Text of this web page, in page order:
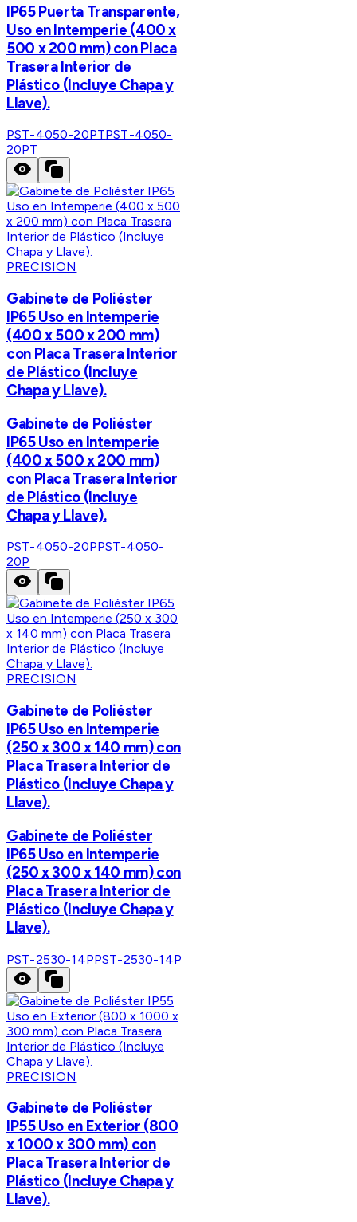
IP65 Puerta Transparente,
Uso en Intemperie (400 x
500 x 200 mm) con Placa
Trasera Interior de
Plástico (Incluye Chapa y
Llave).
PST-4050-20PTPST-4050-
20PT
PRECISION
Gabinete de Poliéster
IP65 Uso en Intemperie
(400 x 500 x 200 mm)
con Placa Trasera Interior
de Plástico (Incluye
Chapa y Llave).
Gabinete de Poliéster
IP65 Uso en Intemperie
(400 x 500 x 200 mm)
con Placa Trasera Interior
de Plástico (Incluye
Chapa y Llave).
PST-4050-20PPST-4050-
20P
PRECISION
Gabinete de Poliéster
IP65 Uso en Intemperie
(250 x 300 x 140 mm) con
Placa Trasera Interior de
Plástico (Incluye Chapa y
Llave).
Gabinete de Poliéster
IP65 Uso en Intemperie
(250 x 300 x 140 mm) con
Placa Trasera Interior de
Plástico (Incluye Chapa y
Llave).
PST-2530-14PPST-2530-14P
PRECISION
Gabinete de Poliéster
IP55 Uso en Exterior (800
x 1000 x 300 mm) con
Placa Trasera Interior de
Plástico (Incluye Chapa y
Llave).